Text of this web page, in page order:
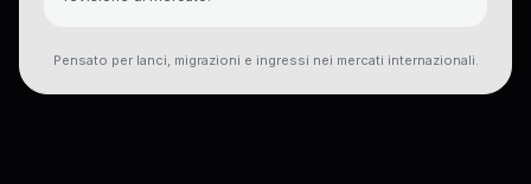
Pensato per lanci, migrazioni e ingressi nei mercati internazionali.